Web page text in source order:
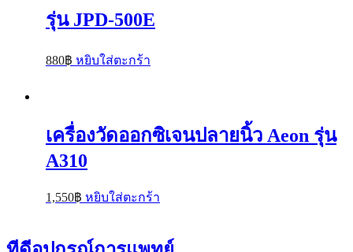
รุ่น JPD-500E
880฿ หยิบใส่ตะกร้า
เครื่องวัดออกซิเจนปลายนิ้ว Aeon รุ่น
A310
1,550฿ หยิบใส่ตะกร้า